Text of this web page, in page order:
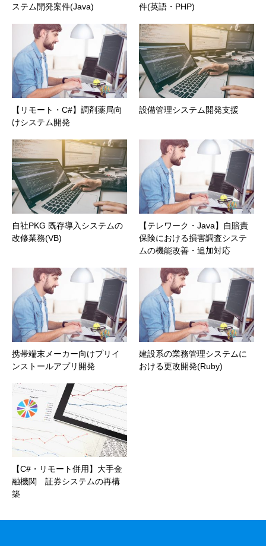
ステム開発案件(Java)
件(英語・PHP)
【リモート・C#】調剤薬局向
けシステム開発
設備管理システム開発支援
自社PKG 既存導入システムの
改修業務(VB)
【テレワーク・Java】自賠責
保険における損害調査システ
ムの機能改善・追加対応
携帯端末メーカー向けプリイ
ンストールアプリ開発
建設系の業務管理システムに
おける更改開発(Ruby)
【C#・リモート併用】大手金
融機関 証券システムの再構
築